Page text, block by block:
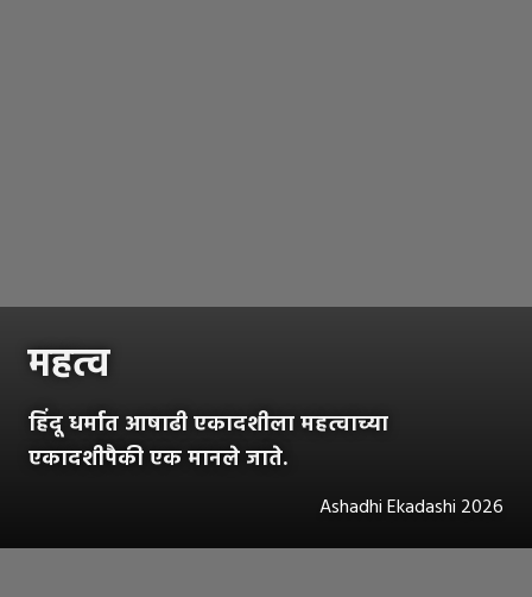
महत्व
हिंदू धर्मात आषाढी एकादशीला महत्वाच्या
एकादशीपैकी एक मानले जाते.
Ashadhi Ekadashi 2026